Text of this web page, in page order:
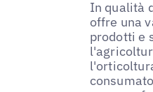
In qualità
offre una
prodotti e